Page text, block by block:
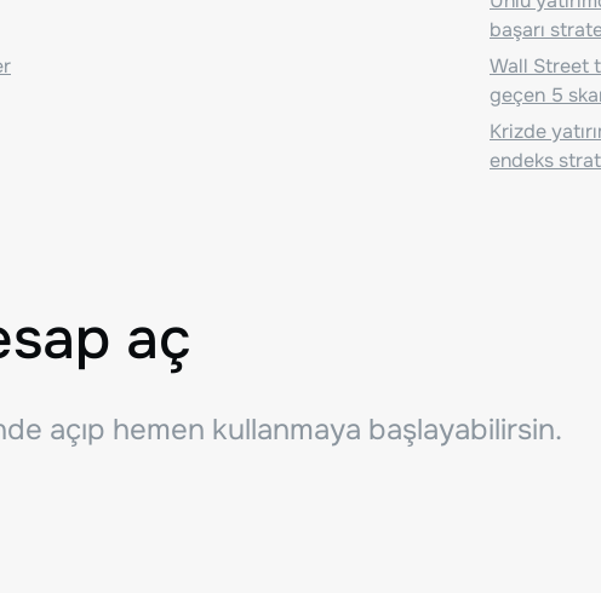
başarı
Wall Street
geçen 5
Krizde
endeks
aç
açıp hemen kullanmaya başlayabilirsin.